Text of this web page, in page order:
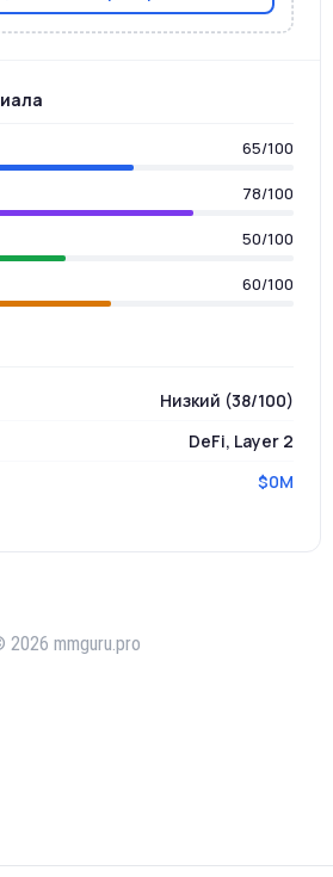
65/100
78/100
50/100
60/100
Низкий (38/100)
DeFi, Layer 2
$0M
2026 mmguru.pro